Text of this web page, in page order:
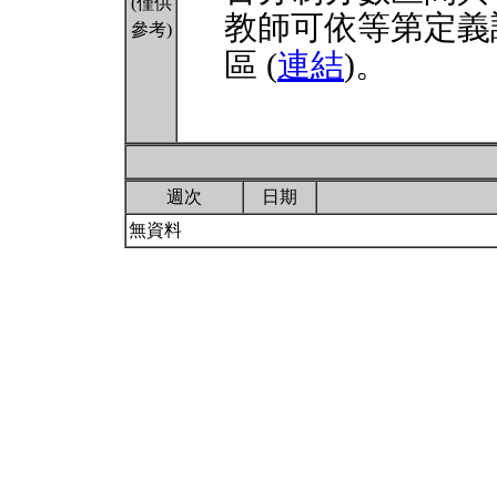
參考)
教師可依等第定
區 (連結)。
週次
日期
無資料